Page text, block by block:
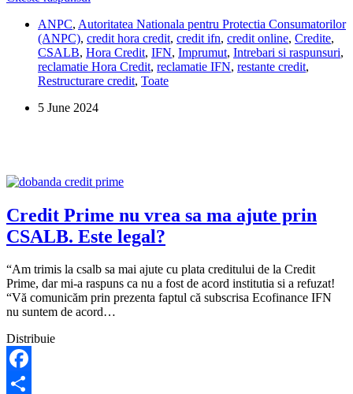
nu
vrea
sa-
mi
restructureze
Ce
ANPC, Autoritatea Nationala pentru Protectia Consumatorilor
(ANPC), credit hora credit, credit ifn, credit online, Credite,
CSALB, Hora Credit, IFN, Imprumut, Intrebari si raspunsuri,
reclamatie Hora Credit, reclamatie IFN, restante credit,
Restructurare credit, Toate
5 June 2024
Credit Prime nu vrea sa ma ajute prin
CSALB. Este legal?
“Am trimis la csalb sa mai ajute cu plata creditului de la Credit
Prime, dar mi-a raspuns ca nu a fost de acord institutia si a refuzat!
“Vă comunicăm prin prezenta faptul că subscrisa Ecofinance IFN
nu suntem de acord…
Distribuie
Facebook